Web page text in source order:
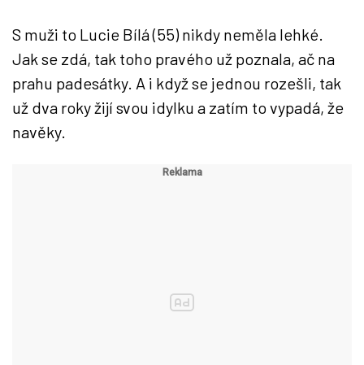
S muži to Lucie Bílá (55) nikdy neměla lehké.
Jak se zdá, tak toho pravého už poznala, ač na
prahu padesátky. A i když se jednou rozešli, tak
už dva roky žijí svou idylku a zatím to vypadá, že
navěky.